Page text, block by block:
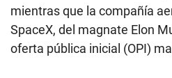
mientras que la compañía
SpaceX, del magnate Elon
oferta pública inicial (OPI)